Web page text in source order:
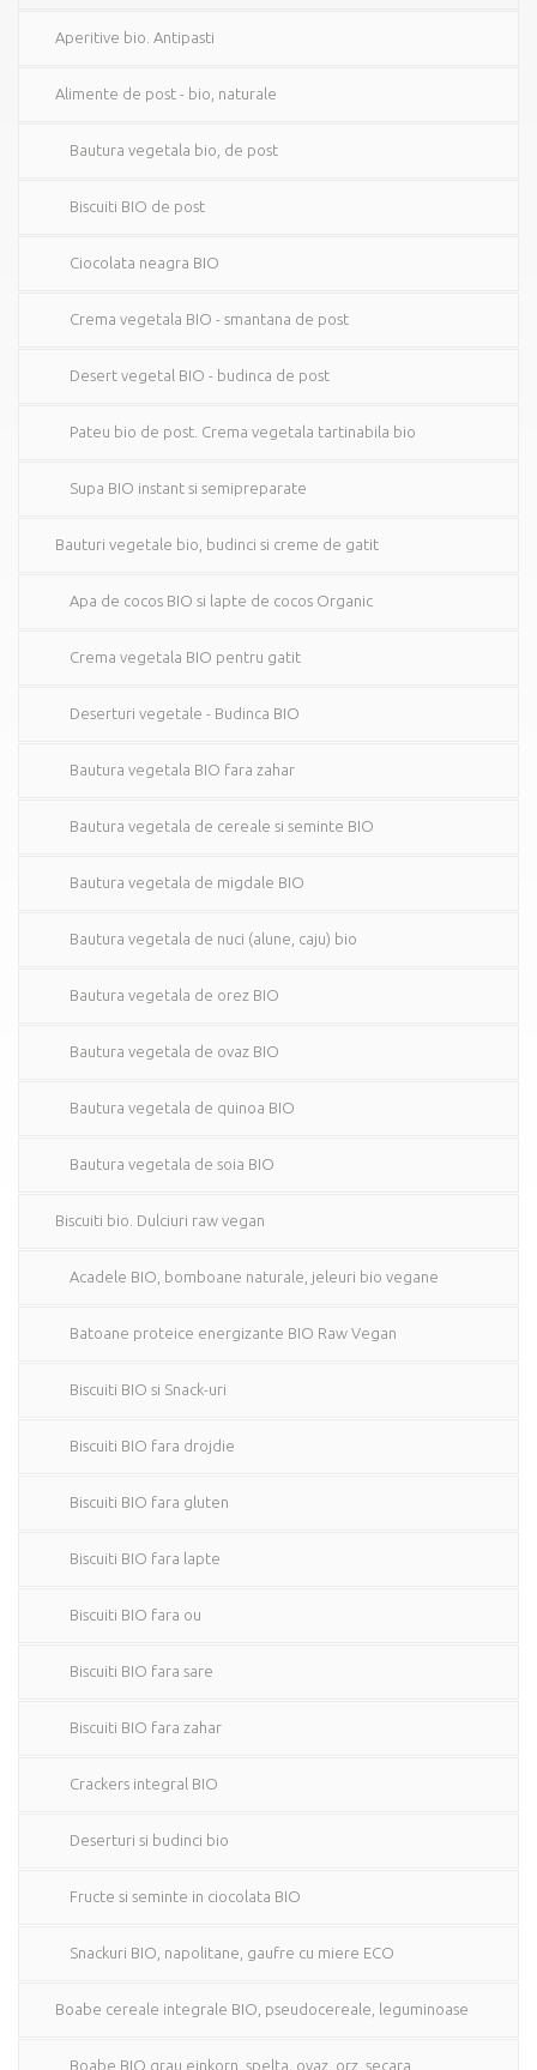
Aperitive bio. Antipasti
Alimente de post - bio, naturale
Bautura vegetala bio, de post
Biscuiti BIO de post
Ciocolata neagra BIO
Crema vegetala BIO - smantana de post
Desert vegetal BIO - budinca de post
Pateu bio de post. Crema vegetala tartinabila bio
Supa BIO instant si semipreparate
Bauturi vegetale bio, budinci si creme de gatit
Apa de cocos BIO si lapte de cocos Organic
Crema vegetala BIO pentru gatit
Deserturi vegetale - Budinca BIO
Bautura vegetala BIO fara zahar
Bautura vegetala de cereale si seminte BIO
Bautura vegetala de migdale BIO
Bautura vegetala de nuci (alune, caju) bio
Bautura vegetala de orez BIO
Bautura vegetala de ovaz BIO
Bautura vegetala de quinoa BIO
Bautura vegetala de soia BIO
Biscuiti bio. Dulciuri raw vegan
Acadele BIO, bomboane naturale, jeleuri bio vegane
Batoane proteice energizante BIO Raw Vegan
Biscuiti BIO si Snack-uri
Biscuiti BIO fara drojdie
Biscuiti BIO fara gluten
Biscuiti BIO fara lapte
Biscuiti BIO fara ou
Biscuiti BIO fara sare
Biscuiti BIO fara zahar
Crackers integral BIO
Deserturi si budinci bio
Fructe si seminte in ciocolata BIO
Snackuri BIO, napolitane, gaufre cu miere ECO
Boabe cereale integrale BIO, pseudocereale, leguminoase
Boabe BIO grau einkorn, spelta, ovaz, orz, secara